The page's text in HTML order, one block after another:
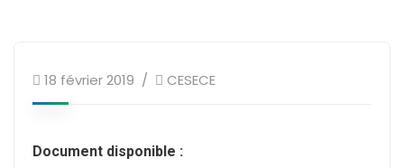
18 février 2019 CESECE
Document disponible :